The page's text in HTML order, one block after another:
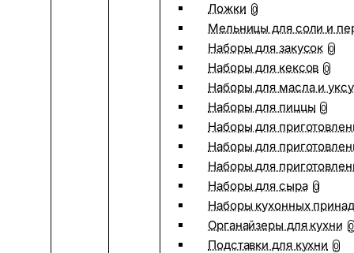
Ложки 0
Мельницы для соли и
Наборы для закусок 0
Наборы для кексов 0
Наборы для масла и
Наборы для пиццы 0
Наборы для
Наборы для
Наборы для
Наборы для сыра 0
Наборы кухонных
Органайзеры для кухни 0
Подставки для кухни 0